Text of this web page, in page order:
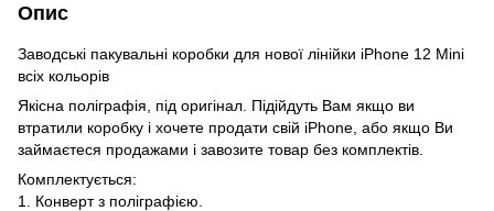
Опис
Заводські пакувальні коробки для нової лінійки iPhone 12 Mini
всіх кольорів
Якісна поліграфія, під оригінал. Підійдуть Вам якщо ви
втратили коробку і хочете продати свій iPhone, або якщо Ви
займаєтеся продажами і завозите товар без комплектів.
Комплектується:
1. Конверт з поліграфією.